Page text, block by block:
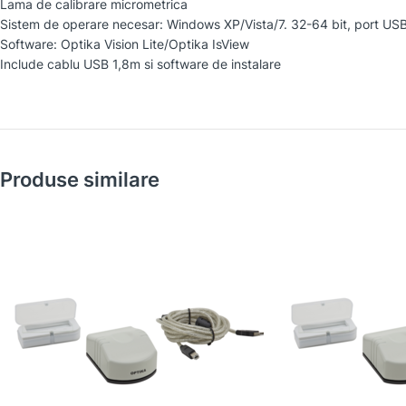
Lama de calibrare micrometrica
Sistem de operare necesar: Windows XP/Vista/7. 32-64 bit, port
Software: Optika Vision Lite/Optika IsView
Include cablu USB 1,8m si software de instalare
Produse similare